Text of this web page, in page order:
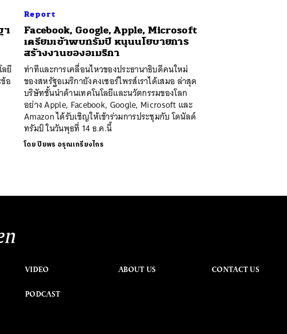
ฯ
ยี
อ
Report
Facebook, Google, Apple, Microsoft
เตรียมเข้าพบทรัมป์ หนุนนโยบายการ
สร้างงานของอเมริกา
ท่าทีและการเคลื่อนไหวของประธานาธิบดีคนใหม่
ของสหรัฐอเมริกายังคงเซอร์ไพรส์เราได้เสมอ ล่าสุด
บริษัทชั้นนำด้านเทคโนโลยีและนวัตกรรมของโลก
อย่าง Apple, Facebook, Google, Microsoft และ
Amazon ได้รับเชิญให้เข้าร่วมการประชุมกับ โดนัลด์
ทรัมป์ ในวันพุธที่ 14 ธ.ค.นี้
โดยปิยพร อรุณเกรียงไกร
VIDEO
PODCAST
ABOUT US CONTACT US
SHARE TWEET LINE EMAIL